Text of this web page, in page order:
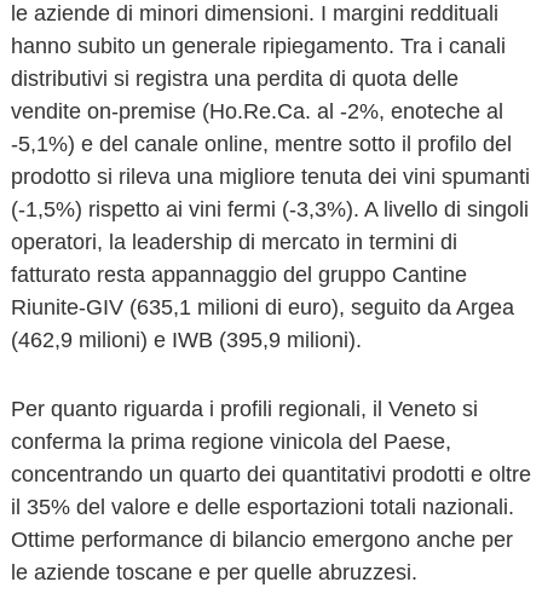
le aziende di minori dimensioni. I margini reddituali
hanno subito un generale ripiegamento. Tra i canali
distributivi si registra una perdita di quota delle
vendite on-premise (Ho.Re.Ca. al -2%, enoteche al
-5,1%) e del canale online, mentre sotto il profilo del
prodotto si rileva una migliore tenuta dei vini spumanti
(-1,5%) rispetto ai vini fermi (-3,3%). A livello di singoli
operatori, la leadership di mercato in termini di
fatturato resta appannaggio del gruppo Cantine
Riunite-GIV (635,1 milioni di euro), seguito da Argea
(462,9 milioni) e IWB (395,9 milioni).
Per quanto riguarda i profili regionali, il Veneto si
conferma la prima regione vinicola del Paese,
concentrando un quarto dei quantitativi prodotti e oltre
il 35% del valore e delle esportazioni totali nazionali.
Ottime performance di bilancio emergono anche per
le aziende toscane e per quelle abruzzesi.